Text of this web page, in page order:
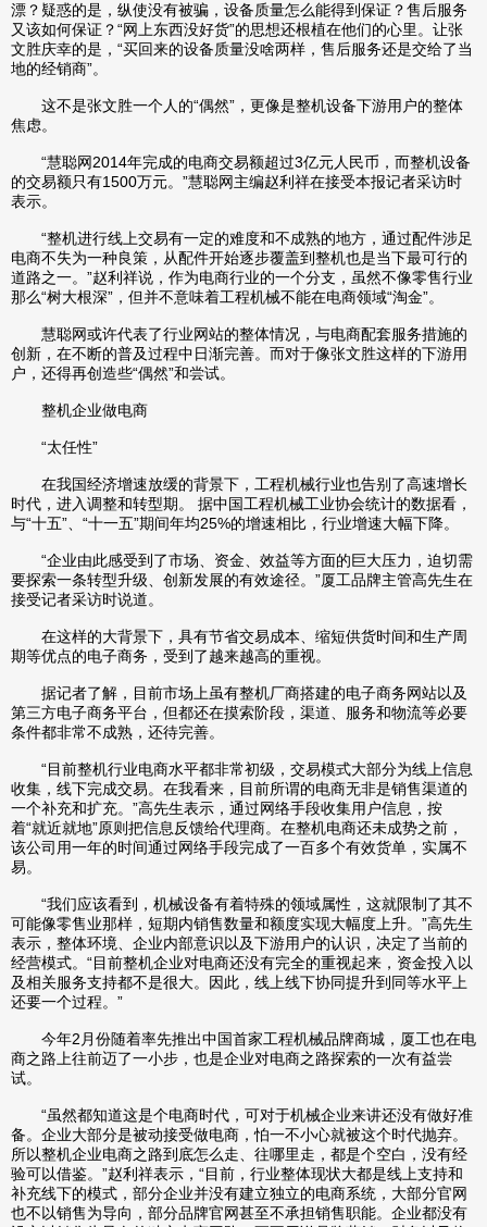
漂？疑惑的是，纵使没有被骗，设备质量怎么能得到保证？售后服务
又该如何保证？“网上东西没好货”的思想还根植在他们的心里。让张
文胜庆幸的是，“买回来的设备质量没啥两样，售后服务还是交给了当
地的经销商”。
这不是张文胜一个人的“偶然”，更像是整机设备下游用户的整体
焦虑。
“慧聪网2014年完成的电商交易额超过3亿元人民币，而整机设备
的交易额只有1500万元。”慧聪网主编赵利祥在接受本报记者采访时
表示。
“整机进行线上交易有一定的难度和不成熟的地方，通过配件涉足
电商不失为一种良策，从配件开始逐步覆盖到整机也是当下最可行的
道路之一。”赵利祥说，作为电商行业的一个分支，虽然不像零售行业
那么“树大根深”，但并不意味着工程机械不能在电商领域“淘金”。
慧聪网或许代表了行业网站的整体情况，与电商配套服务措施的
创新，在不断的普及过程中日渐完善。而对于像张文胜这样的下游用
户，还得再创造些“偶然”和尝试。
整机企业做电商
“太任性”
在我国经济增速放缓的背景下，工程机械行业也告别了高速增长
时代，进入调整和转型期。 据中国工程机械工业协会统计的数据看，
与“十五”、“十一五”期间年均25%的增速相比，行业增速大幅下降。
“企业由此感受到了市场、资金、效益等方面的巨大压力，迫切需
要探索一条转型升级、创新发展的有效途径。”厦工品牌主管高先生在
接受记者采访时说道。
在这样的大背景下，具有节省交易成本、缩短供货时间和生产周
期等优点的电子商务，受到了越来越高的重视。
据记者了解，目前市场上虽有整机厂商搭建的电子商务网站以及
第三方电子商务平台，但都还在摸索阶段，渠道、服务和物流等必要
条件都非常不成熟，还待完善。
“目前整机行业电商水平都非常初级，交易模式大部分为线上信息
收集，线下完成交易。在我看来，目前所谓的电商无非是销售渠道的
一个补充和扩充。”高先生表示，通过网络手段收集用户信息，按
着“就近就地”原则把信息反馈给代理商。在整机电商还未成势之前，
该公司用一年的时间通过网络手段完成了一百多个有效货单，实属不
易。
“我们应该看到，机械设备有着特殊的领域属性，这就限制了其不
可能像零售业那样，短期内销售数量和额度实现大幅度上升。”高先生
表示，整体环境、企业内部意识以及下游用户的认识，决定了当前的
经营模式。“目前整机企业对电商还没有完全的重视起来，资金投入以
及相关服务支持都不是很大。因此，线上线下协同提升到同等水平上
还要一个过程。”
今年2月份随着率先推出中国首家工程机械品牌商城，厦工也在电
商之路上往前迈了一小步，也是企业对电商之路探索的一次有益尝
试。
“虽然都知道这是个电商时代，可对于机械企业来讲还没有做好准
备。企业大部分是被动接受做电商，怕一不小心就被这个时代抛弃。
所以整机企业电商之路到底怎么走、往哪里走，都是个空白，没有经
验可以借鉴。”赵利祥表示，“目前，行业整体现状大都是线上支持和
补充线下的模式，部分企业并没有建立独立的电商系统，大部分官网
也不以销售为导向，部分品牌官网甚至不承担销售职能。企业都没有